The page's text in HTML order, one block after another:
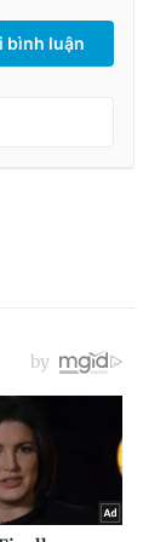
24.3.2020
Cấm sao
thuận bằng văn
bình luận